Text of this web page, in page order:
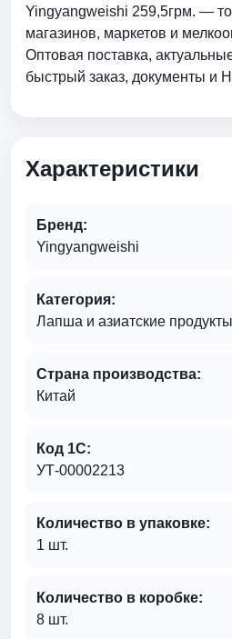
Yingyangweishi 259,5грм. —
магазинов, маркетов и
Оптовая поставка,
быстрый заказ, документы и
Характеристики
Бренд:
Yingyangweishi
Категория:
Лапша и азиатские продукты
Страна производства:
Китай
Код 1С:
УТ-00002213
Количество в упаковке:
1 шт.
Количество в коробке:
8 шт.